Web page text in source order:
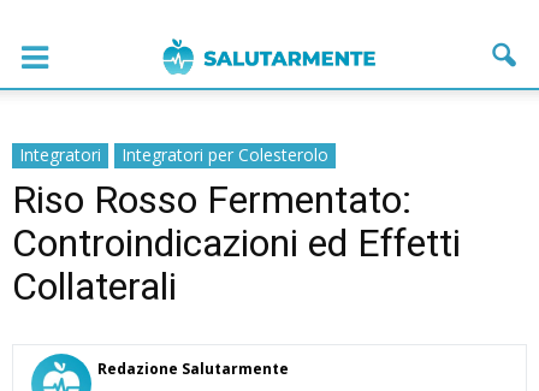
Integratori Integratori per Colesterolo
Riso Rosso Fermentato:
Controindicazioni ed Effetti
Collaterali
Redazione Salutarmente